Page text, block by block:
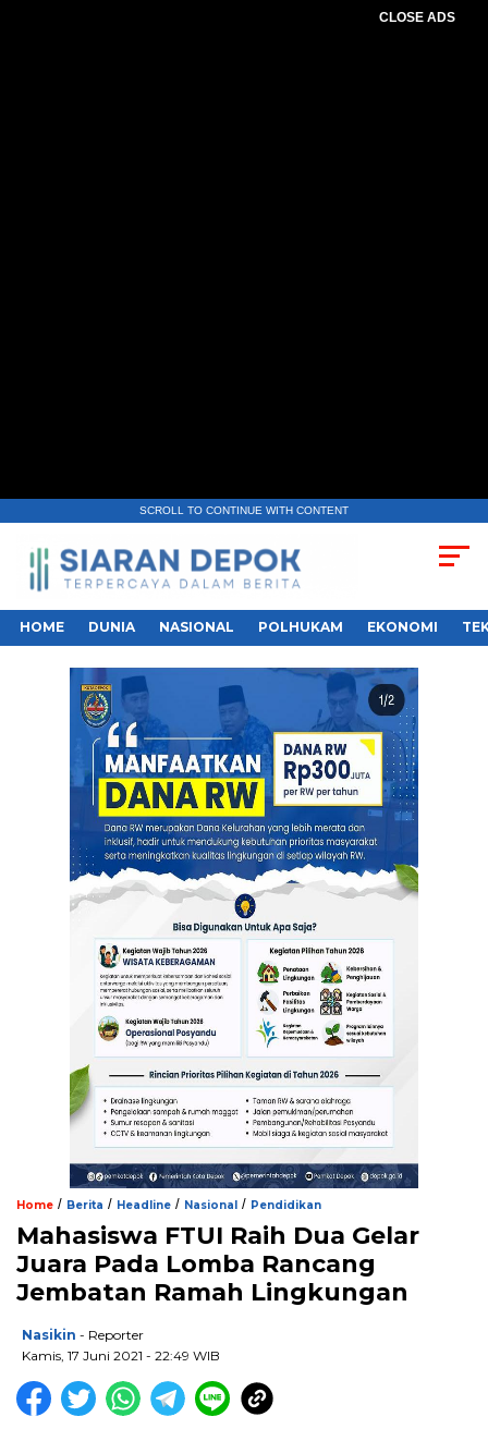
CLOSE ADS
SCROLL TO CONTINUE WITH CONTENT
HOME DUNIA NASIONAL POLHUKAM EKONOMI
Home / Berita / Headline / Nasional / Pendidikan
Mahasiswa FTUI Raih Dua Gelar
Juara Pada Lomba Rancang
Jembatan Ramah Lingkungan
Nasikin - Reporter
Kamis, 17 Juni 2021 - 22:49 WIB